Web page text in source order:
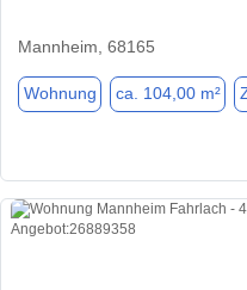
Mannheim, 68165
Wohnung ca. 104,00 m²